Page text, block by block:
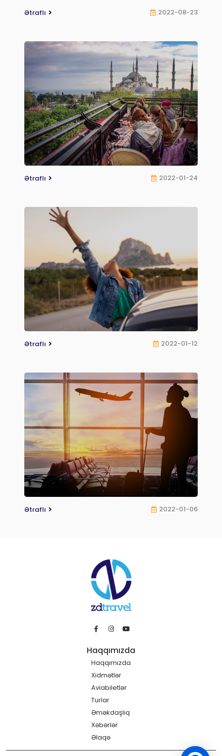
Ətraflı 2022-08-23
Ətraflı 2022-01-24
Ətraflı 2022-01-12
Ətraflı 2022-01-06
Haqqımızda
Haqqımızda
Xidmətlər
Aviabiletlər
Turlar
Əməkdaşlıq
Xəbərlər
Əlaqə